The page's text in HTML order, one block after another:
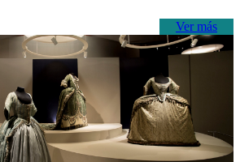
Ver más